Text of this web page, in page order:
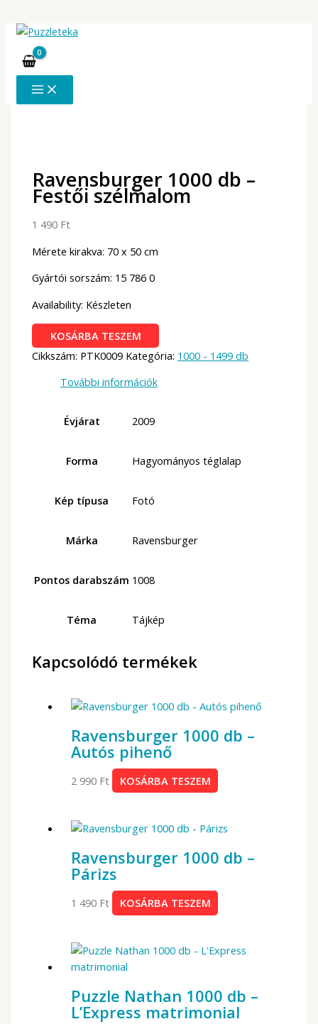
Skip
content
Ravensburger 1000 db –
Festői szélmalom
1 490 Ft
Mérete kirakva: 70 x 50 cm
Gyártói sorszám: 15 786 0
Availability: Készleten
Ravensburger
1000
db
szélmalom
mennyiség
KOSÁRBA TESZEM
Cikkszám: PTK0009 Kategória: 1000 - 1499 db
További információk
Évjárat 2009
Forma Hagyományos téglalap
Kép típusa Fotó
Márka Ravensburger
Pontos darabszám 1008
Téma Tájkép
Kapcsolódó termékek
Ravensburger 1000 db –
Autós pihenő
2 990 Ft KOSÁRBA TESZEM
Ravensburger 1000 db –
Párizs
1 490 Ft KOSÁRBA TESZEM
Puzzle Nathan 1000 db –
L’Express matrimonial